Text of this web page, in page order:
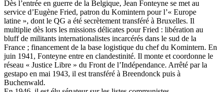
Dès l’entrée en guerre de la Belgique, Jean Fonteyne se met au
service d’Eugène Fried, patron du Komintern pour l’« Europe
latine », dont le QG a été secrètement transféré à Bruxelles. Il
multiplie dès lors les missions délicates pour Fried : libération au
bluff de militants internationalistes incarcérés dans le sud de la
France ; financement de la base logistique du chef du Komintern. En
juin 1941, Fonteyne entre en clandestinité. Il monte et coordonne le
réseau « Justice Libre » du Front de l’Indépendance. Arrêté par la
gestapo en mai 1943, il est transféré à Breendonck puis à
Buchenwald.